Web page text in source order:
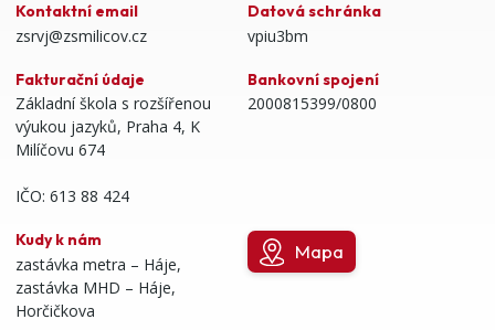
Kontaktní email
zsrvj@zsmilicov.cz
Datová schránka
vpiu3bm
Fakturační údaje
Základní škola s rozšířenou
výukou jazyků, Praha 4, K
Milíčovu 674
IČO: 613 88 424
Bankovní spojení
2000815399/0800
Kudy k nám
zastávka metra – Háje,
zastávka MHD – Háje,
Horčičkova
Mapa